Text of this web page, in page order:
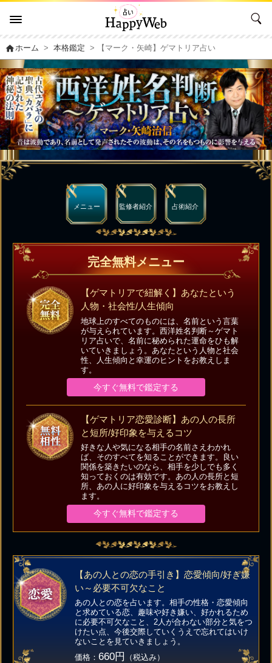
homeホーム >本格鑑定 > 【マーク・矢崎】ゲマトリア占い
メニュー 監修者紹介 占術紹介
完全無料メニュー
【ゲマトリアで紐解く】あなたという
人物・社会性/人生傾向
地球上のすべてのものには、名前という言葉
が与えられています。西洋姓名判断～ゲマト
リア占いで、名前に秘められた運命をひも解
いていきましょう。あなたという人物と社会
性、人生傾向と幸運のヒントをお教えしま
す。
今すぐ無料で鑑定する
【ゲマトリア恋愛診断】あの人の長所
と短所/好印象を与えるコツ
好きな人や気になる相手の名前さえわかれ
ば、そのすべてを知ることができます。良い
関係を築きたいのなら、相手を少しでも多く
知っておくのは有効です。あの人の長所と短
所、あの人に好印象を与えるコツをお教えし
ます。
今すぐ無料で鑑定する
【あの人との恋の手引き】恋愛傾向/好き嫌
い～必要不可欠なこと
あの人との恋を占います。相手の性格・恋愛傾向
と求めている恋、趣味や好き嫌い、好かれるため
に必要不可欠なこと、2人が合わない部分と気をつ
けたい点、今後交際していくうえで忘れてはいけ
ないことを見ていきましょう。
価格：660円 （税込み）